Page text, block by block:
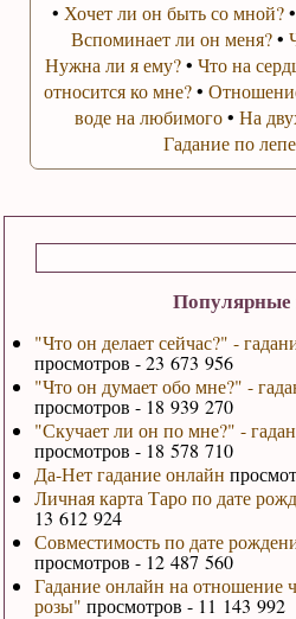
Популярные
"Что он делает сейчас?" -
просмотров - 23 673 956
"Что он думает обо мне?" -
просмотров - 18 939 270
"Скучает ли он по мне?" -
просмотров - 18 578 710
Да-Нет гадание онлайн
Личная карта Таро по дате
13 612 924
Совместимость по дате
просмотров - 12 487 560
Гадание онлайн на отношение
розы" просмотров - 11 143 992
• Хочет ли он быть со мной?
Вспоминает ли он меня?•
Нужна ли я ему?• Что на
относится ко мне?•
воде на любимого•На
Гадание по